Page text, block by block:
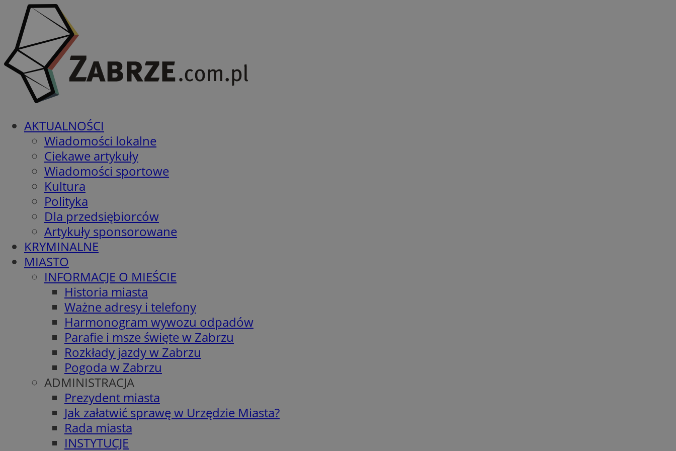
AKTUALNOŚCI
Wiadomości lokalne
Ciekawe artykuły
Wiadomości sportowe
Kultura
Polityka
Dla przedsiębiorców
Artykuły sponsorowane
KRYMINALNE
MIASTO
INFORMACJE O MIEŚCIE
Historia miasta
Ważne adresy i telefony
Harmonogram wywozu odpadów
Parafie i msze święte w Zabrzu
Rozkłady jazdy w Zabrzu
Pogoda w Zabrzu
ADMINISTRACJA
Prezydent miasta
Jak załatwić sprawę w Urzędzie Miasta?
Rada miasta
INSTYTUCJE